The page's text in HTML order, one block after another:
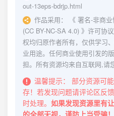
out-13eps-bdrjp.html
作品采用：
《 署名-非商
(CC BY-NC-SA 4.0) 》许可协
权均归原作者所有，仅供学习
业用途。任何商业使用引发的
担。所有资源均来自互联网,请
温馨提示：
部分资源可
存！若发现问题请评论区反
时处理。 如果发现资源里有
的全部无视，谨防上当受骗！